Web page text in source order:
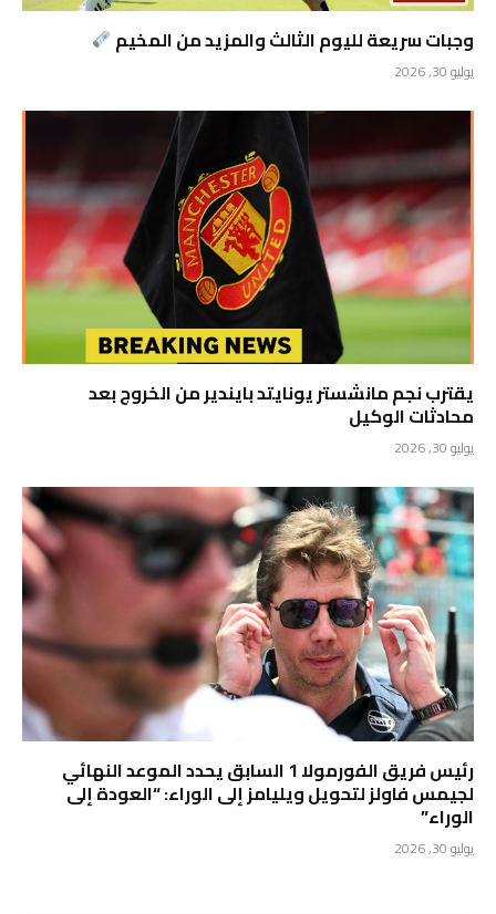
وجبات سريعة لليوم الثالث والمزيد من المخيم
يوليو 30, 2026
يقترب نجم مانشستر يونايتد بايندير من الخروج بعد
محادثات الوكيل
يوليو 30, 2026
رئيس فريق الفورمولا 1 السابق يحدد الموعد النهائي
لجيمس فاولز لتحويل ويليامز إلى الوراء: “العودة إلى
الوراء”
يوليو 30, 2026